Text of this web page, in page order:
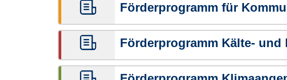
Förderprogramm für
Förderprogramm Kälte- und